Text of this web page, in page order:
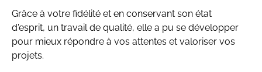
Grâce à votre fidélité et en conservant son état
d'esprit, un travail de qualité, elle a pu se développer
pour mieux répondre à vos attentes et valoriser vos
projets.